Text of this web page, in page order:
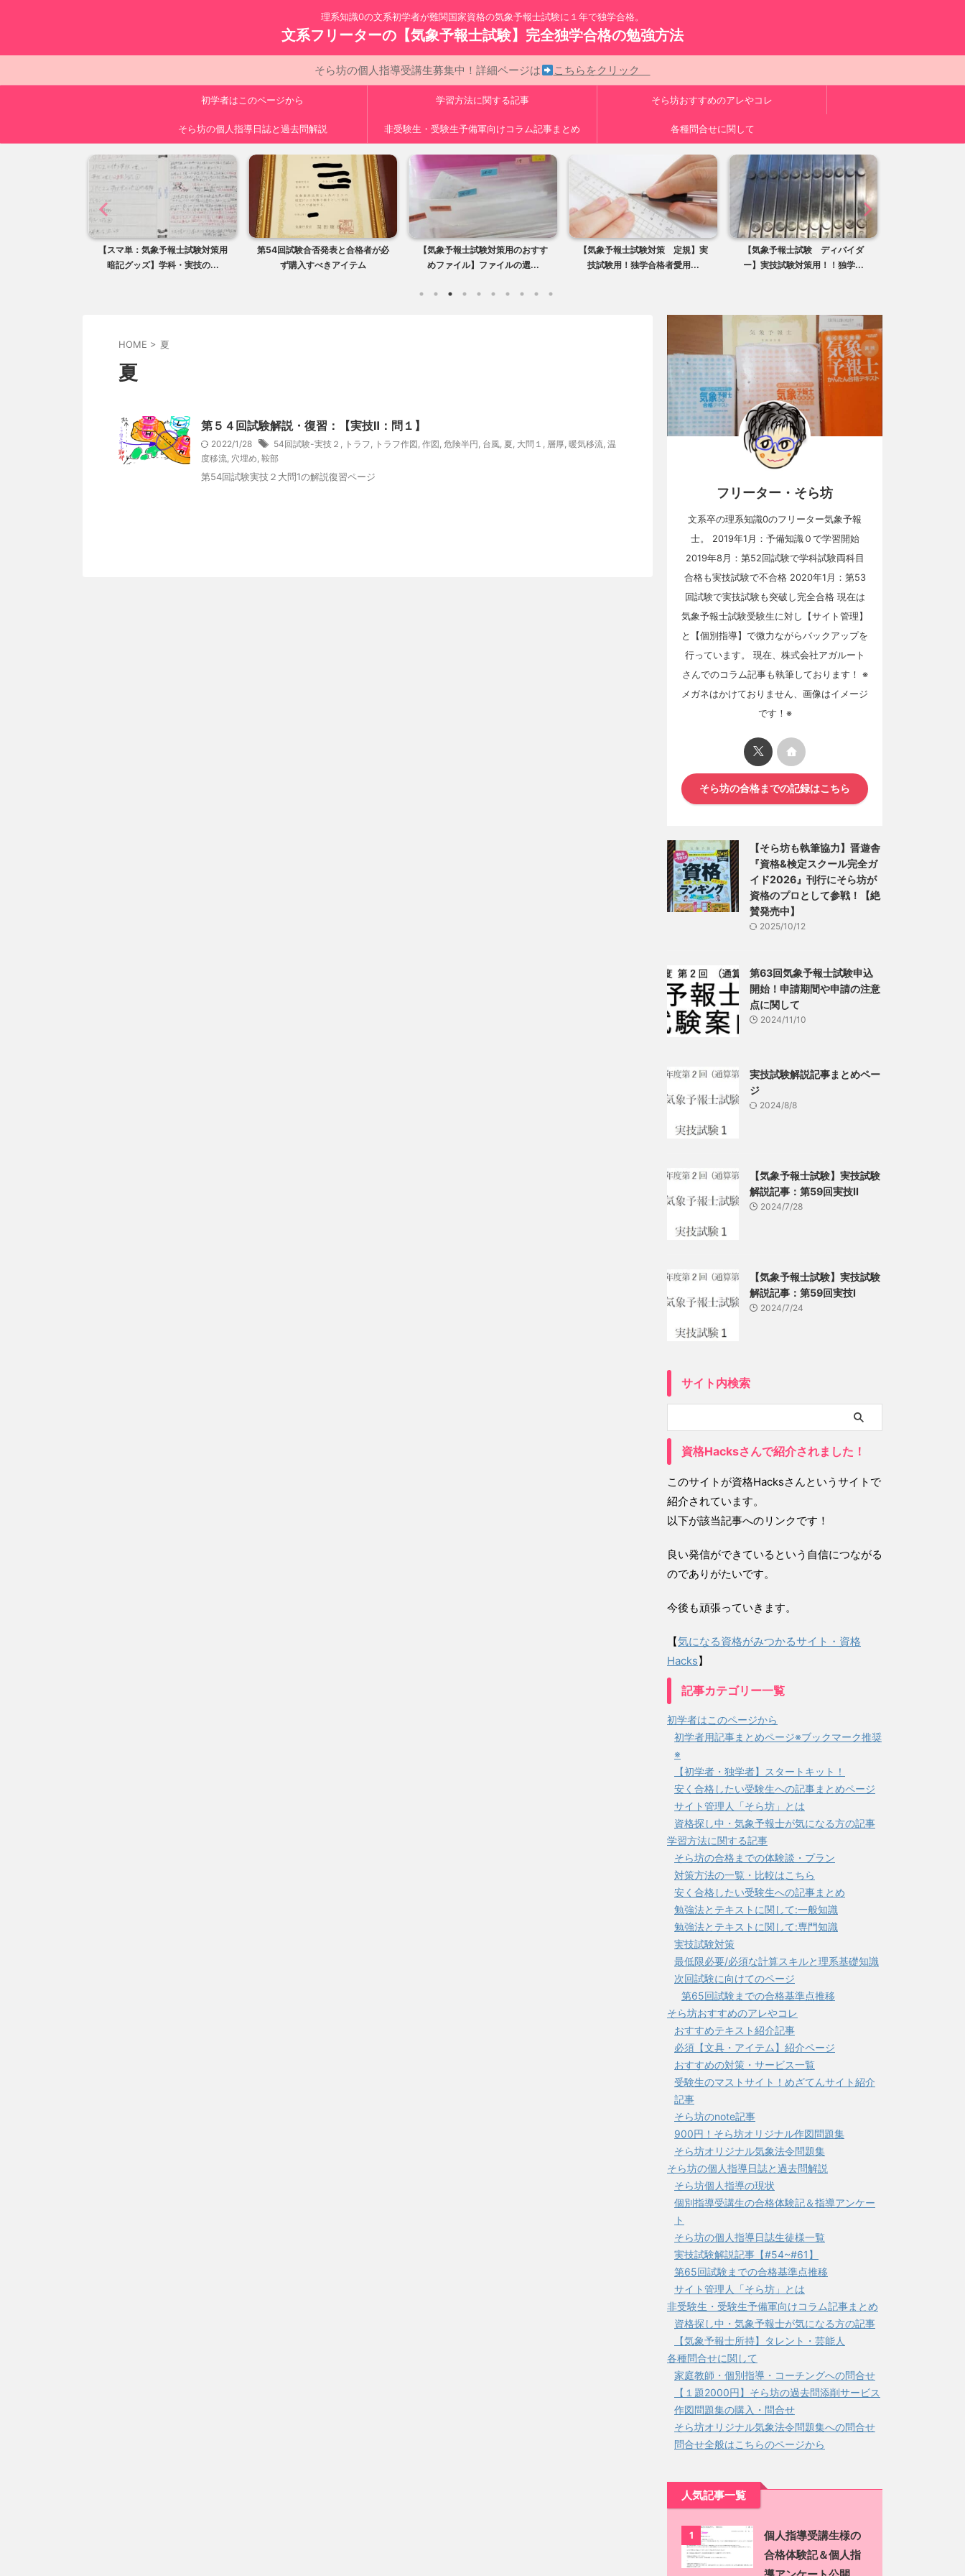
理系知識0の文系初学者が難関国家資格の気象予報士試験に１年で独学合格。
文系フリーターの【気象予報士試験】完全独学合格の勉強方法
そら坊の個人指導受講生募集中！詳細ページは こちらをクリック
初学者はこのページから 学習方法に関する記事 そら坊おすすめのアレやコレ
そら坊の個人指導日誌と過去問解説 非受験生・受験生予備軍向けコラム記事まとめ 各種問合せに関して
【スマ単：気象予報士試験対策用
暗記グッズ】学科・実技の...
第54回試験合否発表と合格者が必
ず購入すべきアイテム
【気象予報士試験対策用のおすす
めファイル】ファイルの選...
【気象予報士試験対策 定規】実
技試験用！独学合格者愛用...
【気象予報士試験 ディバイダ
ー】実技試験対策用！！独学...
HOME > 夏
夏
第５４回試験解説・復習：【実技Ⅱ：問１】
2022/1/28 54回試験-実技２ トラフ トラフ作図 作図 危険半円 台風 夏 大問１ 層厚 暖気移流 温
度移流 穴埋め 鞍部
第54回試験実技２大問1の解説復習ページ
フリーター・そら坊
文系卒の理系知識0のフリーター気象予報
士。 2019年1月：予備知識０で学習開始
2019年8月：第52回試験で学科試験両科目
合格も実技試験で不合格 2020年1月：第53
回試験で実技試験も突破し完全合格 現在は
気象予報士試験受験生に対し【サイト管理】
と【個別指導】で微力ながらバックアップを
行っています。 現在、株式会社アガルート
さんでのコラム記事も執筆しております！ ※
メガネはかけておりません、画像はイメージ
です！※
そら坊の合格までの記録はこちら
【そら坊も執筆協力】晋遊舎
『資格&検定スクール完全ガ
イド2026』刊行にそら坊が
資格のプロとして参戦！【絶
賛発売中】
2025/10/12
第63回気象予報士試験申込
開始！申請期間や申請の注意
点に関して
2024/11/10
実技試験解説記事まとめペー
ジ
2024/8/8
【気象予報士試験】実技試験
解説記事：第59回実技Ⅱ
2024/7/28
【気象予報士試験】実技試験
解説記事：第59回実技Ⅰ
2024/7/24
サイト内検索
資格Hacksさんで紹介されました！
このサイトが資格Hacksさんというサイトで
紹介されています。
以下が該当記事へのリンクです！
良い発信ができているという自信につながる
のでありがたいです。
今後も頑張っていきます。
【気になる資格がみつかるサイト・資格
Hacks】
記事カテゴリー一覧
初学者はこのページから
初学者用記事まとめページ※ブックマーク推奨
※
【初学者・独学者】スタートキット！
安く合格したい受験生への記事まとめページ
サイト管理人「そら坊」とは
資格探し中・気象予報士が気になる方の記事
学習方法に関する記事
そら坊の合格までの体験談・プラン
対策方法の一覧・比較はこちら
安く合格したい受験生への記事まとめ
勉強法とテキストに関して:一般知識
勉強法とテキストに関して:専門知識
実技試験対策
最低限必要/必須な計算スキルと理系基礎知識
次回試験に向けてのページ
第65回試験までの合格基準点推移
そら坊おすすめのアレやコレ
おすすめテキスト紹介記事
必須【文具・アイテム】紹介ページ
おすすめの対策・サービス一覧
受験生のマストサイト！めざてんサイト紹介
記事
そら坊のnote記事
900円！そら坊オリジナル作図問題集
そら坊オリジナル気象法令問題集
そら坊の個人指導日誌と過去問解説
そら坊個人指導の現状
個別指導受講生の合格体験記＆指導アンケー
ト
そら坊の個人指導日誌生徒様一覧
実技試験解説記事【#54~#61】
第65回試験までの合格基準点推移
サイト管理人「そら坊」とは
非受験生・受験生予備軍向けコラム記事まとめ
資格探し中・気象予報士が気になる方の記事
【気象予報士所持】タレント・芸能人
各種問合せに関して
家庭教師・個別指導・コーチングへの問合せ
【１題2000円】そら坊の過去問添削サービス
作図問題集の購入・問合せ
そら坊オリジナル気象法令問題集への問合せ
問合せ全般はこちらのページから
人気記事一覧
1
個人指導受講生様の
合格体験記＆個人指